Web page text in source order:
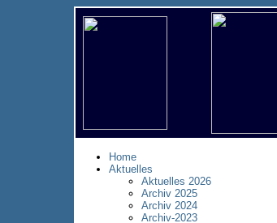
Home
Aktuelles
Aktuelles 2026
Archiv 2025
Archiv 2024
Archiv-2023